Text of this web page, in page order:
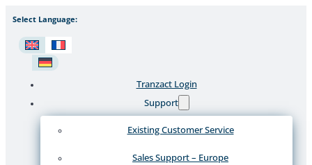
Select Language:
Tranzact Login
Support
Existing Customer Service
Sales Support – Europe